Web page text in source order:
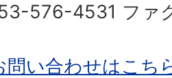
576-4531 ファ
問い合わせはこち